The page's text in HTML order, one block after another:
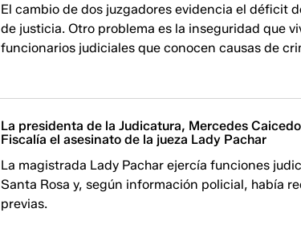
El cambio de dos juzgadores evidencia el déficit
de justicia. Otro problema es la inseguridad que
funcionarios judiciales que conocen causas de
La presidenta de la Judicatura, Mercedes
Fiscalía el asesinato de la jueza Lady Pachar
La magistrada Lady Pachar ejercía funciones
Santa Rosa y, según información policial, había
previas.